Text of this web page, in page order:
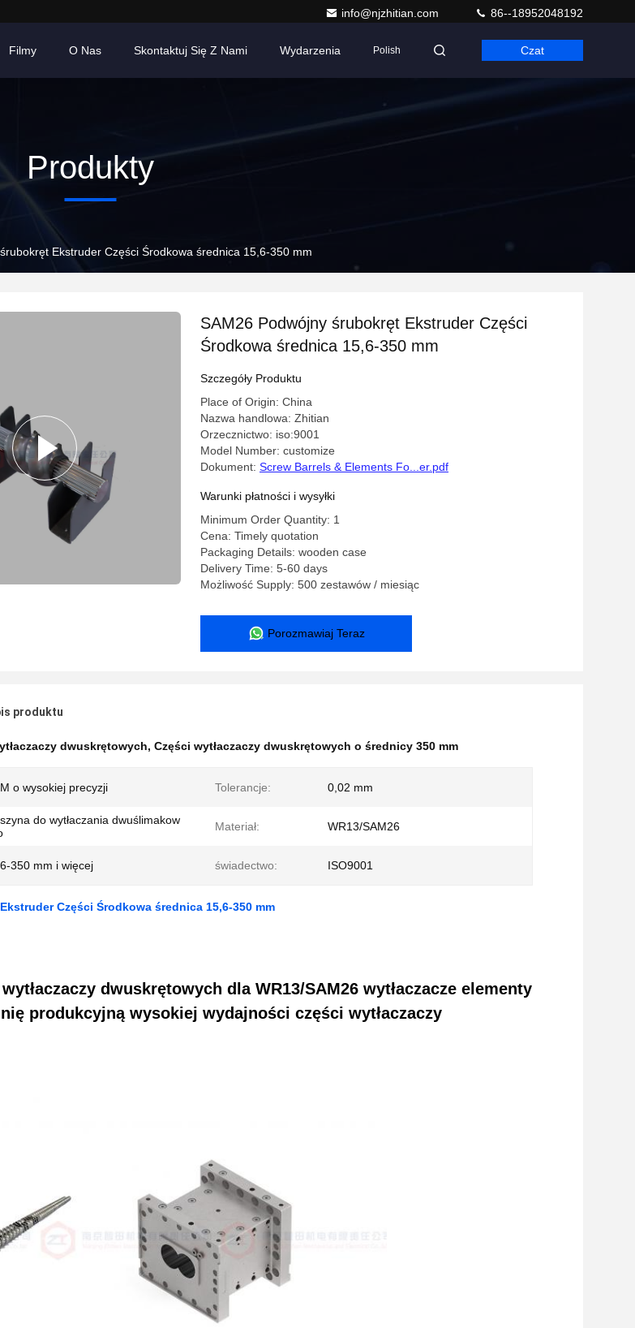
info@njzhitian.com 86--18952048192
Filmy O Nas Skontaktuj Się Z Nami Wydarzenia Polish Czat
Produkty
Ekstruder Części Środkowa średnica 15,6-350 mm
SAM26 Podwójny śrubokręt Ekstruder Części
Środkowa średnica 15,6-350 mm
Szczegóły Produktu
Place of Origin: China
Nazwa handlowa: Zhitian
Orzecznictwo: iso:9001
Model Number: customize
Dokument: Screw Barrels & Elements Fo...er.pdf
Warunki płatności i wysyłki
Minimum Order Quantity: 1
Cena: Timely quotation
Packaging Details: wooden case
Delivery Time: 5-60 days
Możliwość Supply: 500 zestawów / miesiąc
Porozmawiaj Teraz
produktu
dwuskrętowych, Części wytłaczaczy dwuskrętowych o średnicy 350 mm
o wysokiej precyzji Tolerancje: 0,02 mm
do wytłaczania dwuślimakow
Materiał: WR13/SAM26
350 mm i więcej świadectwo: ISO9001
Części Środkowa średnica 15,6-350 mm
dwuskrętowych dla WR13/SAM26 wytłaczacze elementy
produkcyjną wysokiej wydajności części wytłaczaczy